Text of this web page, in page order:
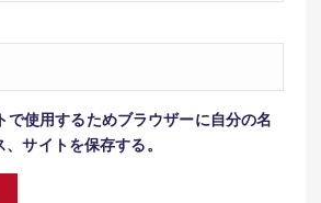
で使用するためブラウザーに自分の名
サイトを保存する。